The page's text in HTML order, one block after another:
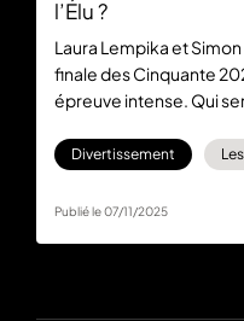
l’Élu ?
Laura Lempika et
finale des Cinquante
épreuve intense. Qui
Divertissement
Publié le 07/11/2025